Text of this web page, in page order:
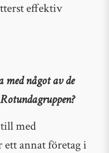
effektiv
något av de
med
annat företag i